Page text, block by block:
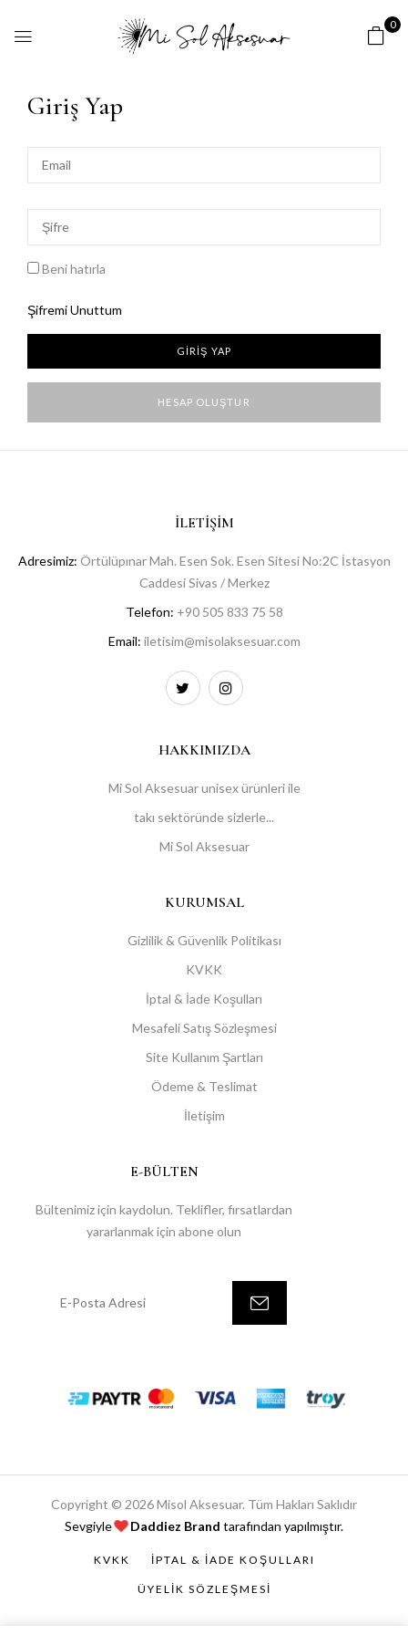
0
Giriş Yap
Beni hatırla
Şifremi Unuttum
HESAP OLUŞTUR
İLETIŞIM
Adresimiz: Örtülüpınar Mah. Esen Sok. Esen Sitesi No:2C İstasyon
Caddesi Sivas / Merkez
Telefon: +90 505 833 75 58
Email: iletisim@misolaksesuar.com
HAKKIMIZDA
Mi Sol Aksesuar unisex ürünleri ile
takı sektöründe sizlerle...
Mi Sol Aksesuar
KURUMSAL
Gizlilik & Güvenlik Politikası
KVKK
İptal & İade Koşulları
Mesafeli Satış Sözleşmesi
Site Kullanım Şartları
Ödeme & Teslimat
İletişim
E-BÜLTEN
Bültenimiz için kaydolun. Teklifler, fırsatlardan
yararlanmak için abone olun
Copyright © 2026 Misol Aksesuar. Tüm Hakları Saklıdır
Sevgiyle
Daddiez Brand tarafından yapılmıştır.
KVKK İPTAL & İADE KOŞULLARI
ÜYELIK SÖZLEŞMESI